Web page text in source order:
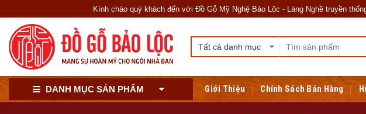
content
Kính chào quý khách đến với Đồ Gỗ Mỹ Nghệ Bảo Lộc - Làng Nghề truyền thống
DANH MỤC SẢN PHẨM Giới Thiệu Chính Sách Bán Hàng